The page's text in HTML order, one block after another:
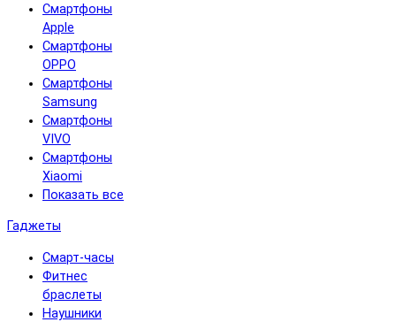
Смартфоны
Apple
Смартфоны
OPPO
Смартфоны
Samsung
Смартфоны
VIVO
Смартфоны
Xiaomi
Показать все
Гаджеты
Смарт-часы
Фитнес
браслеты
Наушники